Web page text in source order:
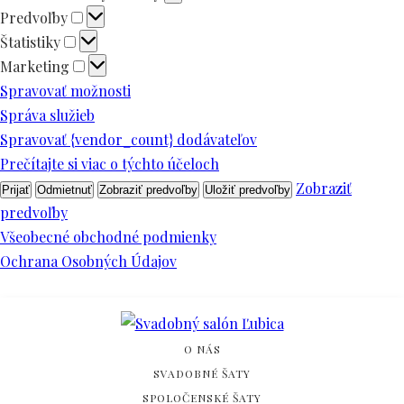
Predvoľby
Predvoľby
Štatistiky
Štatistiky
Marketing
Marketing
Spravovať možnosti
Správa služieb
Spravovať {vendor_count} dodávateľov
Prečítajte si viac o týchto účeloch
Prijať Odmietnuť Zobraziť predvoľby Uložiť predvoľby Zobraziť
predvoľby
Všeobecné obchodné podmienky
Ochrana Osobných Údajov
O NÁS
SVADOBNÉ ŠATY
SPOLOČENSKÉ ŠATY